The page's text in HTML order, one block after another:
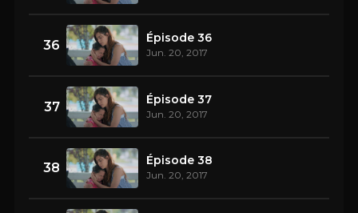
36 Épisode 36
Jun. 20, 2017
37 Épisode 37
Jun. 20, 2017
38 Épisode 38
Jun. 20, 2017